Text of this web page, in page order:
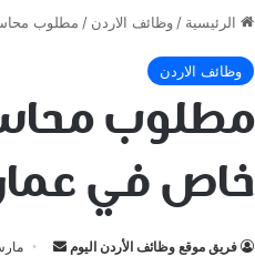
الرئيسية / وظائف الاردن / مطلوب
وظائف الاردن
مطلوب
خاص في
فريق موقع وظائف الأردن اليوم
أرسل مارس